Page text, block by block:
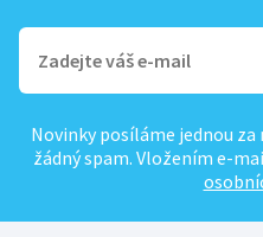
Novinky posíláme jednou
žádný spam. Vložením e-